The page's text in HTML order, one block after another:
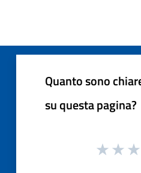
Quanto sono
su questa pagina?